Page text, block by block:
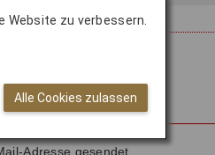
Adresse gesendet.
Website zu verbessern.
Alle Cookies zulassen